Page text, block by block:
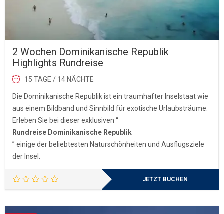
2 Wochen Dominikanische Republik
Highlights Rundreise
15 TAGE / 14 NÄCHTE
Die Dominikanische Republik ist ein traumhafter Inselstaat wie
aus einem Bildband und Sinnbild für exotische Urlaubsträume.
Erleben Sie bei dieser exklusiven “
Rundreise Dominikanische Republik
” einige der beliebtesten Naturschönheiten und Ausflugsziele
der Insel.
JETZT BUCHEN